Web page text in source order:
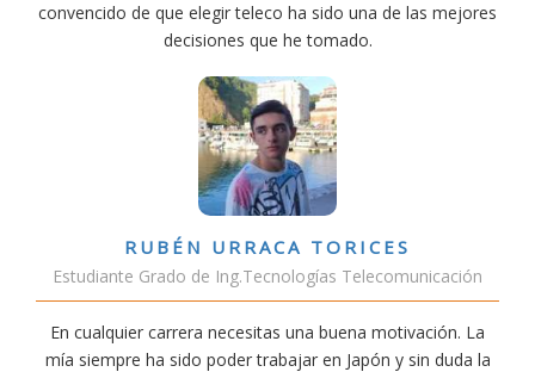
convencido de que elegir teleco ha sido una de las mejores
decisiones que he tomado.
RUBÉN URRACA TORICES
Estudiante Grado de Ing.Tecnologías Telecomunicación
En cualquier carrera necesitas una buena motivación. La
mía siempre ha sido poder trabajar en Japón y sin duda la